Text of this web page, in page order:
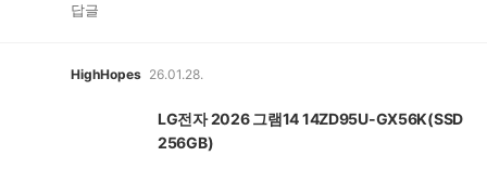
답글
HighHopes 26.01.28.
LG전자 2026 그램14 14ZD95U-GX56K(SSD
256GB)